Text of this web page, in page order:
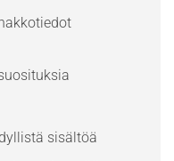
sisältöä